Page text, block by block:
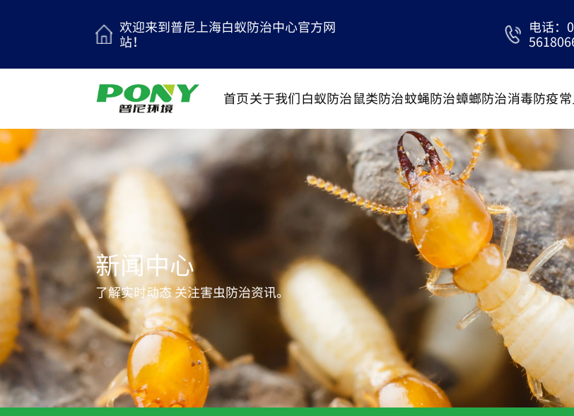
欢迎来到普尼上海白蚁防治中心官方网
站！
电话：
首页关于我们白蚁防治鼠类防治蚊蝇防治蟑螂防治消毒防疫
新闻中心
了解实时动态 关注害虫防治资讯。